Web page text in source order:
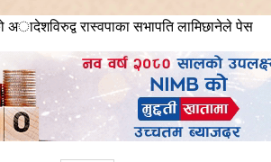
अादेशविरुद्व रास्वपाका सभापति लामिछानेले पेस